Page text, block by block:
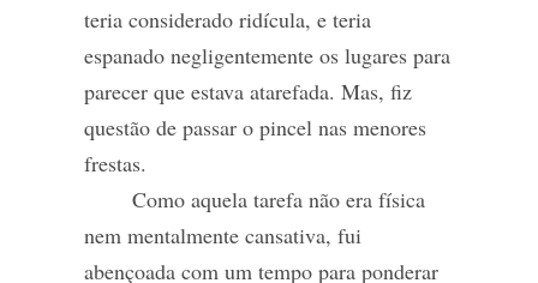
teria considerado ridícula, e teria
espanado negligentemente os lugares para
parecer que estava atarefada. Mas, fiz
questão de passar o pincel nas menores
frestas.
Como aquela tarefa não era física
nem mentalmente cansativa, fui
abençoada com um tempo para ponderar